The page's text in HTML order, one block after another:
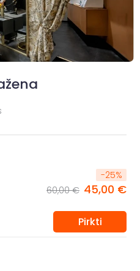
-25%
60,00 € 45,00 €
Pirkti